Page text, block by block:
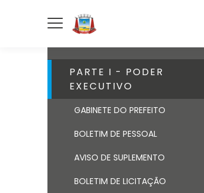
PARTE I - PODER
EXECUTIVO
GABINETE DO PREFEITO
BOLETIM DE PESSOAL
AVISO DE SUPLEMENTO
BOLETIM DE LICITAÇÃO